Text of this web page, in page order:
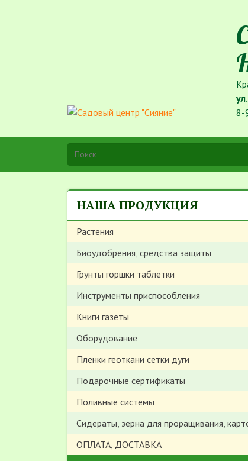
8-
НАША ПРОДУКЦИЯ
Растения
Биоудобрения, средства защиты
Грунты горшки таблетки
Инструменты приспособления
Книги газеты
Оборудование
Пленки геоткани сетки дуги
Подарочные сертификаты
Поливные системы
Сидераты, зерна для проращивания,
ОПЛАТА, ДОСТАВКА